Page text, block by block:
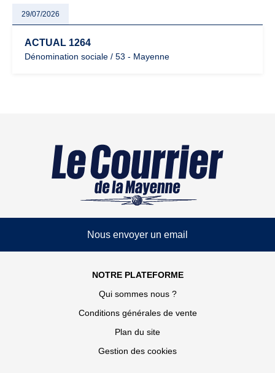
29/07/2026
ACTUAL 1264
Dénomination sociale / 53 - Mayenne
Nous envoyer un email
NOTRE PLATEFORME
Qui sommes nous ?
Conditions générales de vente
Plan du site
Gestion des cookies